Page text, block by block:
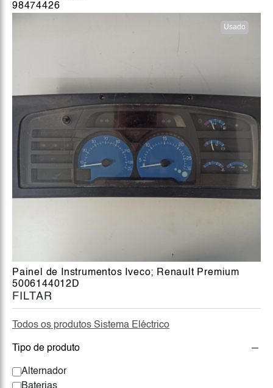
FILTAR
Todos os produtos Sistema Eléctrico
Tipo de produto
Alternador
98474426
Usado
Painel de Instrumentos Iveco; Renault Premium
5006144012D